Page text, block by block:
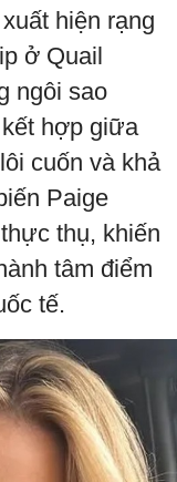
hiện rạng
ở Quail
ngôi sao
hợp giữa
cuốn và khả
Paige
thụ, khiến
tâm điểm
tế.